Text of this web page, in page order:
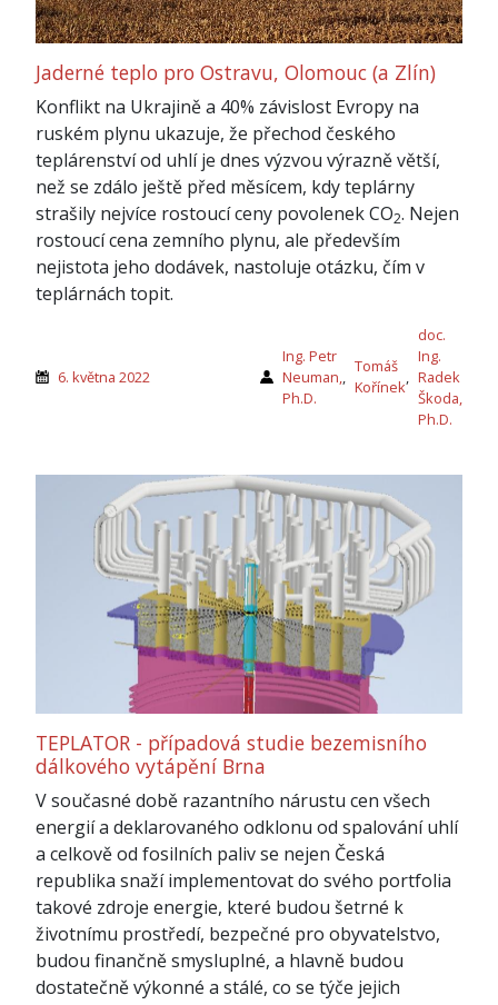
Jaderné teplo pro Ostravu, Olomouc (a Zlín)
Konflikt na Ukrajině a 40% závislost Evropy na
ruském plynu ukazuje, že přechod českého
teplárenství od uhlí je dnes výzvou výrazně větší,
než se zdálo ještě před měsícem, kdy teplárny
strašily nejvíce rostoucí ceny povolenek CO2. Nejen
rostoucí cena zemního plynu, ale především
nejistota jeho dodávek, nastoluje otázku, čím v
teplárnách topit.
6. května 2022
Ing. Petr
Neuman,
Ph.D.
,
Tomáš
Kořínek
,
doc.
Ing.
Radek
Škoda,
Ph.D.
TEPLATOR - případová studie bezemisního
dálkového vytápění Brna
V současné době razantního nárustu cen všech
energií a deklarovaného odklonu od spalování uhlí
a celkově od fosilních paliv se nejen Česká
republika snaží implementovat do svého portfolia
takové zdroje energie, které budou šetrné k
životnímu prostředí, bezpečné pro obyvatelstvo,
budou finančně smysluplné, a hlavně budou
dostatečně výkonné a stálé, co se týče jejich